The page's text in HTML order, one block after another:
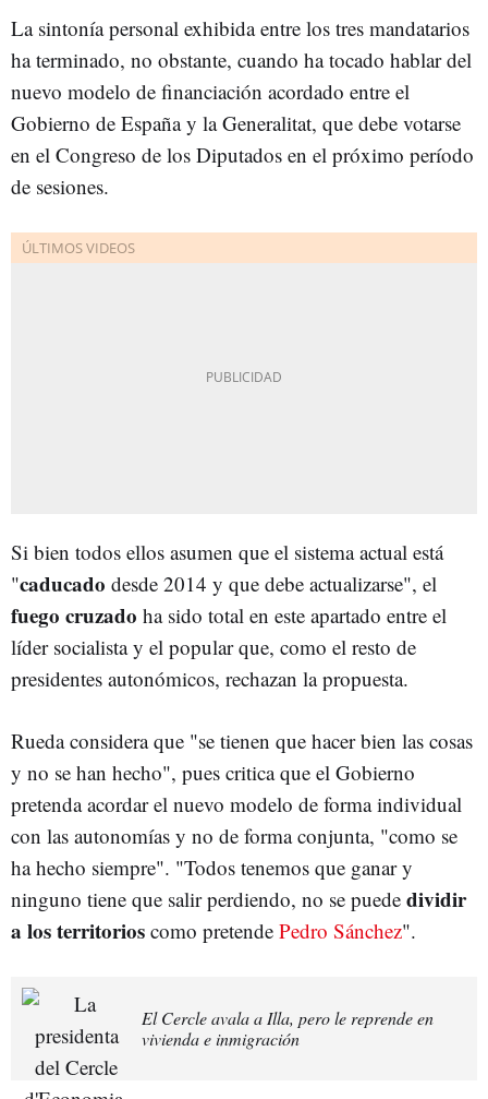
La sintonía personal exhibida entre los tres mandatarios
ha terminado, no obstante, cuando ha tocado hablar del
nuevo modelo de financiación acordado entre el
Gobierno de España y la Generalitat, que debe votarse
en el Congreso de los Diputados en el próximo período
de sesiones.
Si bien todos ellos asumen que el sistema actual está
"caducado desde 2014 y que debe actualizarse", el
fuego cruzado ha sido total en este apartado entre el
líder socialista y el popular que, como el resto de
presidentes autonómicos, rechazan la propuesta.
Rueda considera que "se tienen que hacer bien las cosas
y no se han hecho", pues critica que el Gobierno
pretenda acordar el nuevo modelo de forma individual
con las autonomías y no de forma conjunta, "como se
ha hecho siempre". "Todos tenemos que ganar y
ninguno tiene que salir perdiendo, no se puede dividir
a los territorios como pretende Pedro Sánchez".
El Cercle avala a Illa, pero le reprende en
vivienda e inmigración